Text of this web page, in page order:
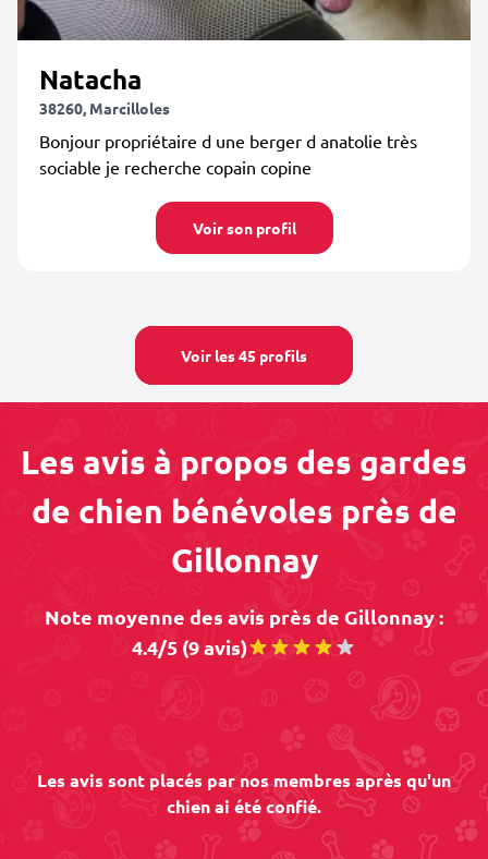
Natacha
38260, Marcilloles
Bonjour propriétaire d une berger d anatolie très
sociable je recherche copain copine
Voir son profil
Voir les 45 profils
Les avis à propos des gardes
de chien bénévoles près de
Gillonnay
Note moyenne des avis près de Gillonnay :
4.4/5 (9 avis)
Les avis sont placés par nos membres après qu'un
chien ai été confié.